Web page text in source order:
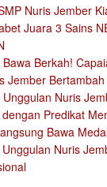
Nuris Jember
Juara 3 Sains
Berkah!
Jember Bertambah
Unggulan Nuris
Predikat
Bawa
Nuris